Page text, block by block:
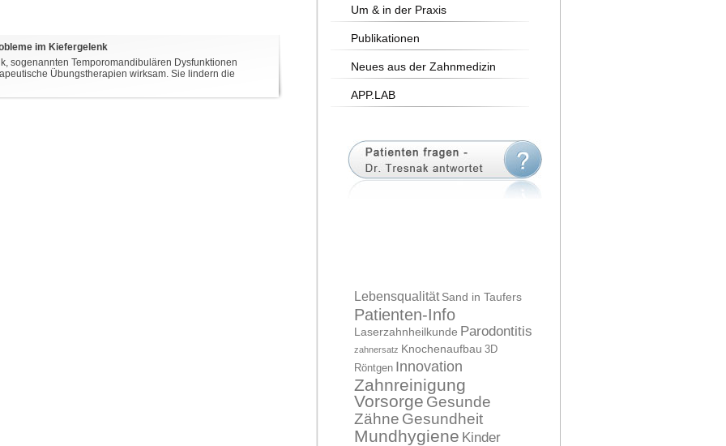
im Kiefergelenk
sogenannten Temporomandibulären Dysfunktionen
Übungstherapien wirksam. Sie lindern die
Um & in der Praxis
Publikationen
Neues aus der Zahnmedizin
APP.LAB
Lebensqualität Sand in Taufers
Patienten-Info
Laserzahnheilkunde Parodontitis
zahnersatz Knochenaufbau 3D
Röntgen Innovation
Zahnreinigung
Vorsorge Gesunde
Zähne Gesundheit
Mundhygiene Kinder